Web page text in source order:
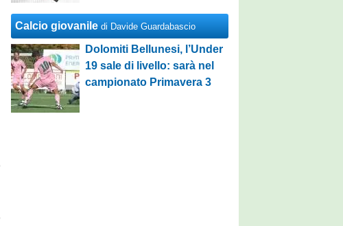
Calcio giovanile di Davide Guardabascio
Dolomiti Bellunesi, l’Under
19 sale di livello: sarà nel
campionato Primavera 3